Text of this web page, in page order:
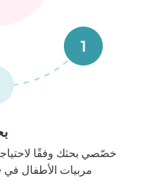
1
خصّصي بحثك وفقًا
مربيات الأطفال في Douar Imaaroune.